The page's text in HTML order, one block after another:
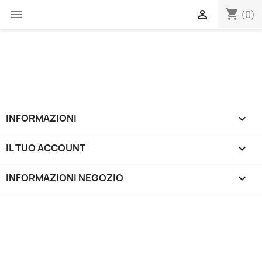
 shopping_cart (0)

INFORMAZIONI 
IL TUO ACCOUNT 
INFORMAZIONI NEGOZIO keyboard_arrow_down